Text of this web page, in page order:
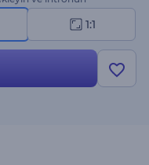
fütüristik introlar ve etkili
Hemen oluşturun, ilk
1:1